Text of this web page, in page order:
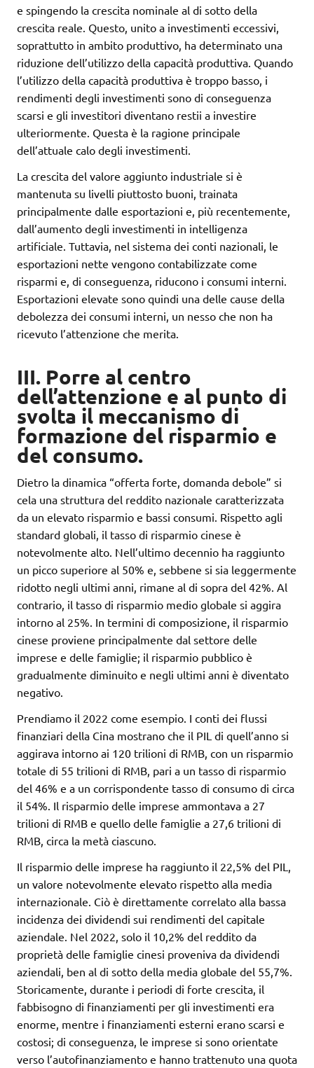
e spingendo la crescita nominale al di sotto della
crescita reale. Questo, unito a investimenti eccessivi,
soprattutto in ambito produttivo, ha determinato una
riduzione dell’utilizzo della capacità produttiva. Quando
l’utilizzo della capacità produttiva è troppo basso, i
rendimenti degli investimenti sono di conseguenza
scarsi e gli investitori diventano restii a investire
ulteriormente. Questa è la ragione principale
dell’attuale calo degli investimenti.
La crescita del valore aggiunto industriale si è
mantenuta su livelli piuttosto buoni, trainata
principalmente dalle esportazioni e, più recentemente,
dall’aumento degli investimenti in intelligenza
artificiale. Tuttavia, nel sistema dei conti nazionali, le
esportazioni nette vengono contabilizzate come
risparmi e, di conseguenza, riducono i consumi interni.
Esportazioni elevate sono quindi una delle cause della
debolezza dei consumi interni, un nesso che non ha
ricevuto l’attenzione che merita.
III. Porre al centro
dell’attenzione e al punto di
svolta il meccanismo di
formazione del risparmio e
del consumo.
Dietro la dinamica “offerta forte, domanda debole” si
cela una struttura del reddito nazionale caratterizzata
da un elevato risparmio e bassi consumi. Rispetto agli
standard globali, il tasso di risparmio cinese è
notevolmente alto. Nell’ultimo decennio ha raggiunto
un picco superiore al 50% e, sebbene si sia leggermente
ridotto negli ultimi anni, rimane al di sopra del 42%. Al
contrario, il tasso di risparmio medio globale si aggira
intorno al 25%. In termini di composizione, il risparmio
cinese proviene principalmente dal settore delle
imprese e delle famiglie; il risparmio pubblico è
gradualmente diminuito e negli ultimi anni è diventato
negativo.
Prendiamo il 2022 come esempio. I conti dei flussi
finanziari della Cina mostrano che il PIL di quell’anno si
aggirava intorno ai 120 trilioni di RMB, con un risparmio
totale di 55 trilioni di RMB, pari a un tasso di risparmio
del 46% e a un corrispondente tasso di consumo di circa
il 54%. Il risparmio delle imprese ammontava a 27
trilioni di RMB e quello delle famiglie a 27,6 trilioni di
RMB, circa la metà ciascuno.
Il risparmio delle imprese ha raggiunto il 22,5% del PIL,
un valore notevolmente elevato rispetto alla media
internazionale. Ciò è direttamente correlato alla bassa
incidenza dei dividendi sui rendimenti del capitale
aziendale. Nel 2022, solo il 10,2% del reddito da
proprietà delle famiglie cinesi proveniva da dividendi
aziendali, ben al di sotto della media globale del 55,7%.
Storicamente, durante i periodi di forte crescita, il
fabbisogno di finanziamenti per gli investimenti era
enorme, mentre i finanziamenti esterni erano scarsi e
costosi; di conseguenza, le imprese si sono orientate
verso l’autofinanziamento e hanno trattenuto una quota